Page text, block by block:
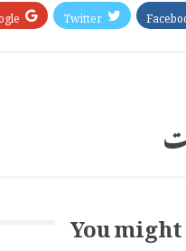
Twitter
You